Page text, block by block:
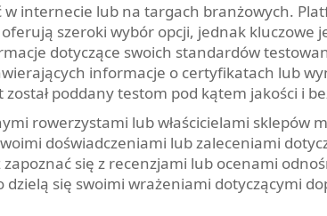
w internecie lub na targach branżowych.
szeroki wybór opcji, jednak kluczowe
dotyczące swoich standardów
informacje o certyfikatach lub
poddany testom pod kątem jakości i
rowerzystami lub właścicielami sklepów
doświadczeniami lub zaleceniami
się z recenzjami lub ocenami
dzielą się swoimi wrażeniami dotyczącymi